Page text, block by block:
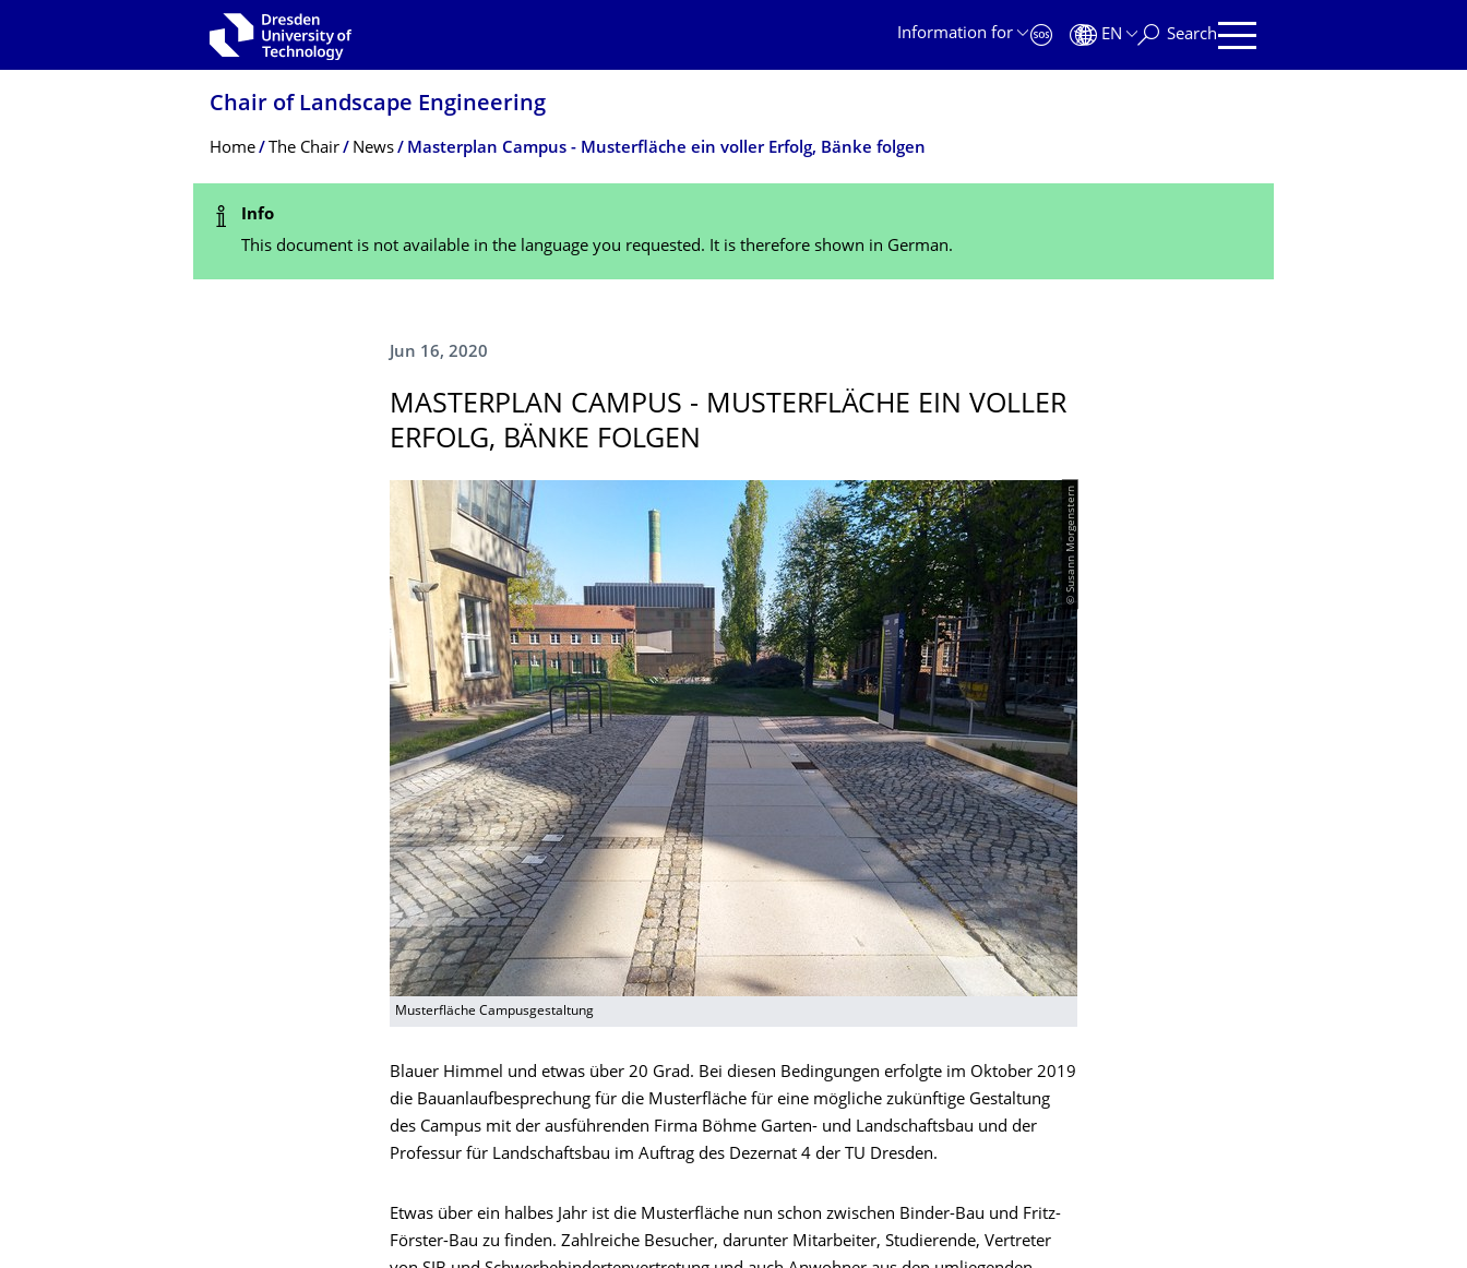
Information for
EN Search
Chair of Landscape Engineering
Breadcrumb Menu
Home The Chair News Masterplan Campus - Musterfläche ein voller Erfolg, Bänke folgen
Status Message
Info
This document is not available in the language you requested. It is therefore shown in German.
Jun 16, 2020
MASTERPLAN CAMPUS - MUSTERFLÄCHE EIN VOLLER
ERFOLG, BÄNKE FOLGEN
© Susann Morgenstern
Musterfläche Campusgestaltung
Blauer Himmel und etwas über 20 Grad. Bei diesen Bedingungen erfolgte im Oktober 2019
die Bauanlaufbesprechung für die Musterfläche für eine mögliche zukünftige Gestaltung
des Campus mit der ausführenden Firma Böhme Garten- und Landschaftsbau und der
Professur für Landschaftsbau im Auftrag des Dezernat 4 der TU Dresden.
Etwas über ein halbes Jahr ist die Musterfläche nun schon zwischen Binder-Bau und Fritz-
Förster-Bau zu finden. Zahlreiche Besucher, darunter Mitarbeiter, Studierende, Vertreter